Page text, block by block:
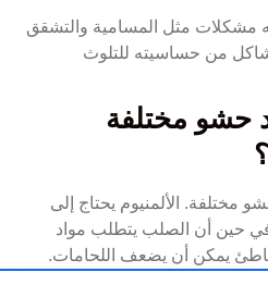
مشكلات مثل المسامية والتشقق
من حساسيته للتلوث
حشو مختلفة
مختلفة. الألمنيوم يحتاج إلى
في حين أن الصلب يتطلب مواد
يمكن أن يضعف اللحامات.